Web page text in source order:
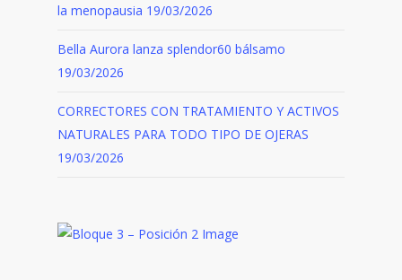
la menopausia 19/03/2026
Bella Aurora lanza splendor60 bálsamo
19/03/2026
CORRECTORES CON TRATAMIENTO Y ACTIVOS
NATURALES PARA TODO TIPO DE OJERAS
19/03/2026